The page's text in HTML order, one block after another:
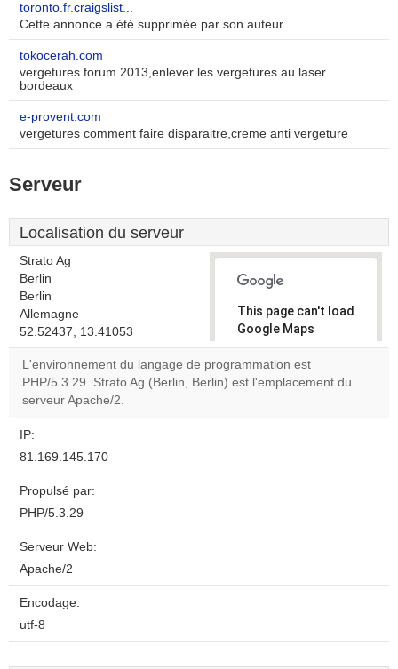
toronto.fr.craigslist...
Cette annonce a été supprimée par son auteur.
tokocerah.com
vergetures forum 2013,enlever les vergetures au laser
bordeaux
e-provent.com
vergetures comment faire disparaitre,creme anti vergeture
Serveur
Localisation du serveur
Strato Ag
Berlin
Berlin
Allemagne
52.52437, 13.41053
This page can't load
Google Maps
correctly.
Do you
L'environnement du langage de programmation est
PHP/5.3.29. Strato Ag (Berlin, Berlin) est l'emplacement du
serveur Apache/2.
IP:
81.169.145.170
Propulsé par:
PHP/5.3.29
Serveur Web:
Apache/2
Encodage:
utf-8